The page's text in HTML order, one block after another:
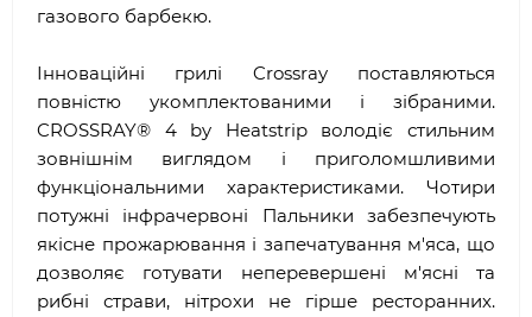
газового барбекю.
Інноваційні грилі Crossray поставляються
повністю укомплектованими і зібраними.
CROSSRAY® 4 by Heatstrip володіє стильним
зовнішнім виглядом і приголомшливими
функціональними характеристиками. Чотири
потужні інфрачервоні Пальники забезпечують
якісне прожарювання і запечатування м'яса, що
дозволяє готувати неперевершені м'ясні та
рибні страви, нітрохи не гірше ресторанних.